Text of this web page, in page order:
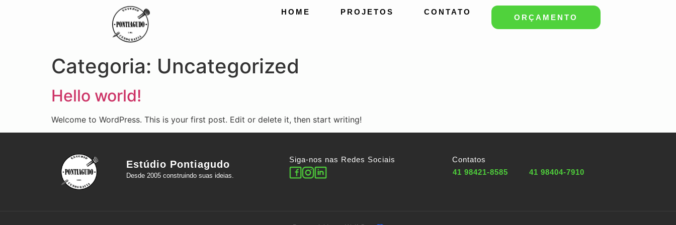
HOME PROJETOS CONTATO
ORÇAMENTO
Categoria: Uncategorized
Hello world!
Welcome to WordPress. This is your first post. Edit or delete it, then start writing!
Estúdio Pontiagudo
Desde 2005 construindo suas ideias.
Siga-nos nas Redes Sociais
Contatos
41 98421-8585
41 98404-7910